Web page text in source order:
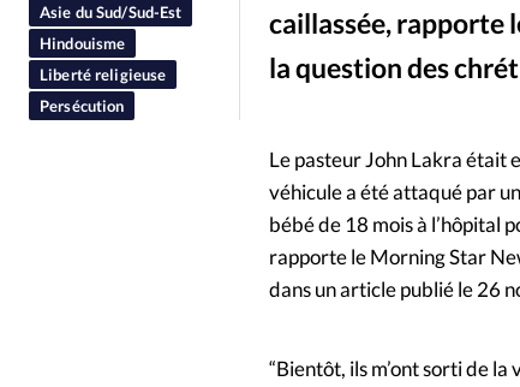
caillassée, rapporte
la question des
Asie du Sud/Sud-Est
Hindouisme
Liberté religieuse
Persécution
Le pasteur John Lakra était
véhicule a été attaqué par
bébé de 18 mois à l’hôpital
rapporte le Morning Star
dans un article publié le 26
“Bientôt, ils m’ont sorti de la